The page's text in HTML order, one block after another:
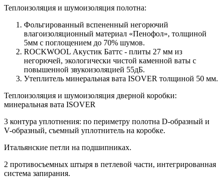
Теплоизоляция и шумоизоляция полотна:
Фольгированный вспененный негорючий
влагоизоляционный материал «Пенофол», толщиной
5мм с поглощением до 70% шумов.
ROCKWOOL Акустик Баттс - плиты 27 мм из
негорючей, экологически чистой каменной ваты с
повышенной звукоизоляцией 55дБ.
Утеплитель минеральная вата ISOVER толщиной 50 мм.
Теплоизоляция и шумоизоляция дверной коробки:
минеральная вата ISOVER
3 контура уплотнения: по периметру полотна D-образный и
V-образный, съемный уплотнитель на коробке.
Итальянские петли на подшипниках.
2 противосъемных штыря в петлевой части, интегрированная
система запирания.